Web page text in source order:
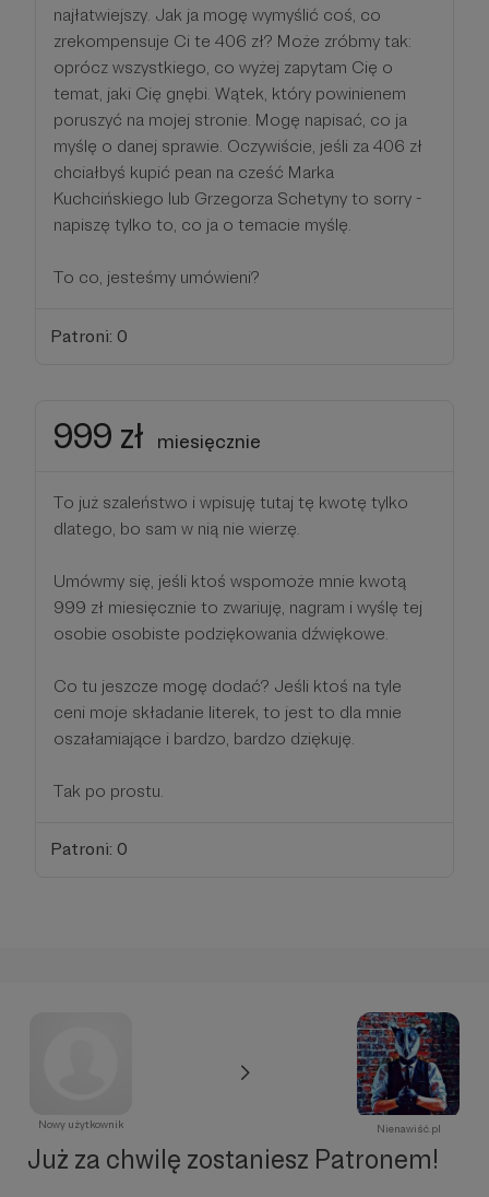
najłatwiejszy. Jak ja mogę wymyślić coś, co
zrekompensuje Ci te 406 zł? Może zróbmy tak:
oprócz wszystkiego, co wyżej zapytam Cię o
temat, jaki Cię gnębi. Wątek, który powinienem
poruszyć na mojej stronie. Mogę napisać, co ja
myślę o danej sprawie. Oczywiście, jeśli za 406 zł
chciałbyś kupić pean na cześć Marka
Kuchcińskiego lub Grzegorza Schetyny to sorry -
napiszę tylko to, co ja o temacie myślę.
To co, jesteśmy umówieni?
Patroni: 0
999 zł miesięcznie
To już szaleństwo i wpisuję tutaj tę kwotę tylko
dlatego, bo sam w nią nie wierzę.
Umówmy się, jeśli ktoś wspomoże mnie kwotą
999 zł miesięcznie to zwariuję, nagram i wyślę tej
osobie osobiste podziękowania dźwiękowe.
Co tu jeszcze mogę dodać? Jeśli ktoś na tyle
ceni moje składanie literek, to jest to dla mnie
oszałamiające i bardzo, bardzo dziękuję.
Tak po prostu.
Patroni: 0
Nowy użytkownik Nienawiść.pl
Już za chwilę zostaniesz Patronem!